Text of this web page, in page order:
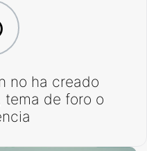
no ha creado
tema de foro o